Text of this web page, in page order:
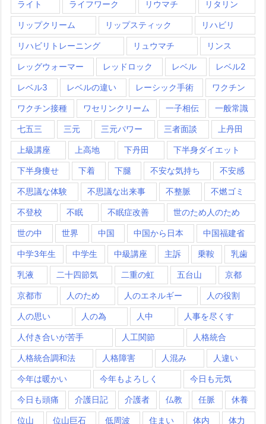
ライト ライフワーク リウマチ リタリン
リップクリーム リップスティック リハビリ
リハビリトレーニング リュウマチ リンス
レッグウォーマー レッドロック レベル レベル2
レベル3 レベルの違い レーシック手術 ワクチン
ワクチン接種 ワセリンクリーム 一子相伝 一般常識
七五三 三元 三元パワー 三者面談 上丹田
上級講座 上高地 下丹田 下半身ダイエット
下半身痩せ 下着 下腿 不安な気持ち 不安感
不思議な体験 不思議な出来事 不整脈 不燃ゴミ
不登校 不眠 不眠症改善 世のため人のため
世の中 世界 中国 中国から日本 中国福建省
中学3年生 中学生 中級講座 主訴 乗鞍 乳歯
乳液 二十四節気 二重の虹 五台山 京都
京都市 人のため 人のエネルギー 人の役割
人の思い 人の為 人中 人事を尽くす
人付き合いが苦手 人工関節 人格統合
人格統合調和法 人格障害 人混み 人違い
今年は暖かい 今年もよろしく 今日も元気
今日も頭痛 介護日記 介護者 仏教 任脈 休養
位山 位山巨石 低周波 住まい 体内 体力